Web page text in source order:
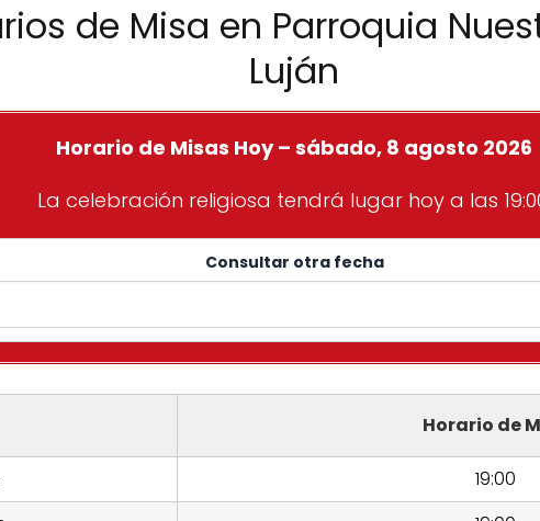
de Misa en Parroquia
Luján
Horario de Misas Hoy – sábado, 8 agosto 2026
La celebración religiosa tendrá lugar hoy a las
Consultar otra fecha
Horario de
19:00